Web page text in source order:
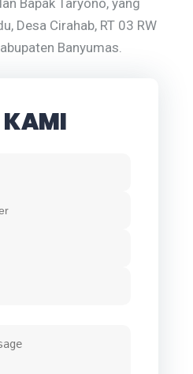
Bapak Taryono, yang
Desa Cirahab, RT 03 RW
Banyumas.
KAMI